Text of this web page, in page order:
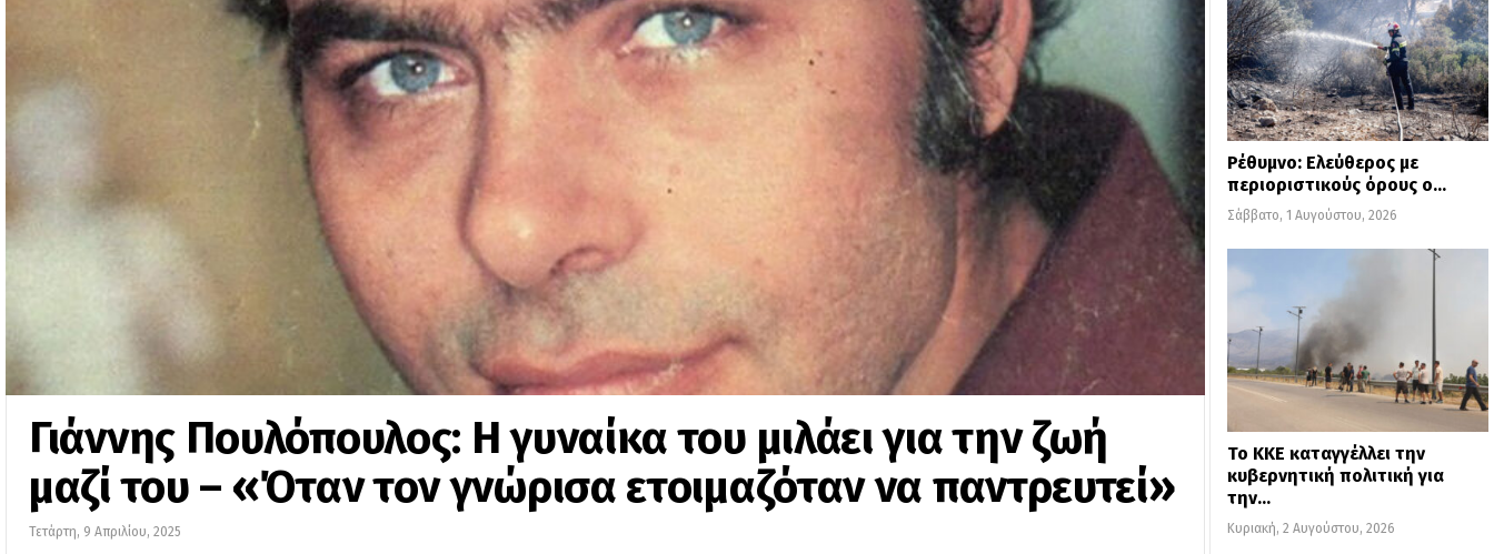
Γιάννης Πουλόπουλος: Η γυναίκα του μιλάει για την ζωή
μαζί του – «Όταν τον γνώρισα ετοιμαζόταν να παντρευτεί»
Τετάρτη, 9 Απριλίου, 2025
Ρέθυμνο: Ελεύθερος με
περιοριστικούς όρους ο…
Σάββατο, 1 Αυγούστου, 2026
Το ΚΚΕ καταγγέλλει την
κυβερνητική πολιτική για
την…
Κυριακή, 2 Αυγούστου, 2026